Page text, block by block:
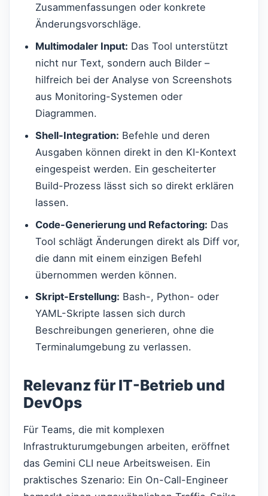
Zusammenfassungen oder konkrete
Änderungsvorschläge.
Multimodaler Input: Das Tool unterstützt
nicht nur Text, sondern auch Bilder –
hilfreich bei der Analyse von Screenshots
aus Monitoring-Systemen oder
Diagrammen.
Shell-Integration: Befehle und deren
Ausgaben können direkt in den KI-Kontext
eingespeist werden. Ein gescheiterter
Build-Prozess lässt sich so direkt erklären
lassen.
Code-Generierung und Refactoring: Das
Tool schlägt Änderungen direkt als Diff vor,
die dann mit einem einzigen Befehl
übernommen werden können.
Skript-Erstellung: Bash-, Python- oder
YAML-Skripte lassen sich durch
Beschreibungen generieren, ohne die
Terminalumgebung zu verlassen.
Relevanz für IT-Betrieb und
DevOps
Für Teams, die mit komplexen
Infrastrukturumgebungen arbeiten, eröffnet
das Gemini CLI neue Arbeitsweisen. Ein
praktisches Szenario: Ein On-Call-Engineer